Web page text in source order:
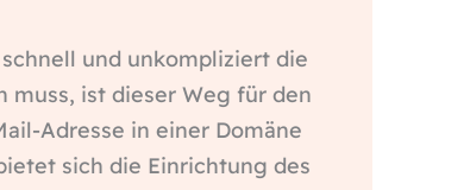
und unkompliziert die
muss, ist dieser Weg für den
Adresse in einer Domäne
sich die Einrichtung des